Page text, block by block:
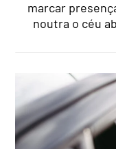
marcar
noutra o céu